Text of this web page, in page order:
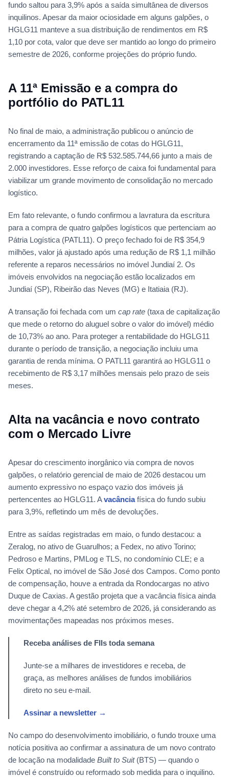
fundo saltou para 3,9% após a saída simultânea de diversos
inquilinos. Apesar da maior ociosidade em alguns galpões, o
HGLG11 manteve a sua distribuição de rendimentos em R$
1,10 por cota, valor que deve ser mantido ao longo do primeiro
semestre de 2026, conforme projeções do próprio fundo.
A 11ª Emissão e a compra do
portfólio do PATL11
No final de maio, a administração publicou o anúncio de
encerramento da 11ª emissão de cotas do HGLG11,
registrando a captação de R$ 532.585.744,66 junto a mais de
2.000 investidores. Esse reforço de caixa foi fundamental para
viabilizar um grande movimento de consolidação no mercado
logístico.
Em fato relevante, o fundo confirmou a lavratura da escritura
para a compra de quatro galpões logísticos que pertenciam ao
Pátria Logística (PATL11). O preço fechado foi de R$ 354,9
milhões, valor já ajustado após uma redução de R$ 1,1 milhão
referente a reparos necessários no imóvel Jundiaí 2. Os
imóveis envolvidos na negociação estão localizados em
Jundiaí (SP), Ribeirão das Neves (MG) e Itatiaia (RJ).
A transação foi fechada com um cap rate (taxa de capitalização
que mede o retorno do aluguel sobre o valor do imóvel) médio
de 10,73% ao ano. Para proteger a rentabilidade do HGLG11
durante o período de transição, a negociação incluiu uma
garantia de renda mínima. O PATL11 garantirá ao HGLG11 o
recebimento de R$ 3,17 milhões mensais pelo prazo de seis
meses.
Alta na vacância e novo contrato
com o Mercado Livre
Apesar do crescimento inorgânico via compra de novos
galpões, o relatório gerencial de maio de 2026 destacou um
aumento expressivo no espaço vazio dos imóveis já
pertencentes ao HGLG11. Avacânciafísica do fundo subiu
para 3,9%, refletindo um mês de devoluções.
Entre as saídas registradas em maio, o fundo destacou: a
Zeralog, no ativo de Guarulhos; a Fedex, no ativo Torino;
Pedroso e Martins, PMLog e TLS, no condomínio CLE; e a
Felix Optical, no imóvel de São José dos Campos. Como ponto
de compensação, houve a entrada da Rondocargas no ativo
Duque de Caxias. A gestão projeta que a vacância física ainda
deve chegar a 4,2% até setembro de 2026, já considerando as
movimentações mapeadas nos próximos meses.
Receba análises de FIIs toda semana
Junte-se a milhares de investidores e receba, de
graça, as melhores análises de fundos imobiliários
direto no seu e-mail.
Assinar a newsletter →
No campo do desenvolvimento imobiliário, o fundo trouxe uma
notícia positiva ao confirmar a assinatura de um novo contrato
de locação na modalidade Built to Suit(BTS) — quando o
imóvel é construído ou reformado sob medida para o inquilino.